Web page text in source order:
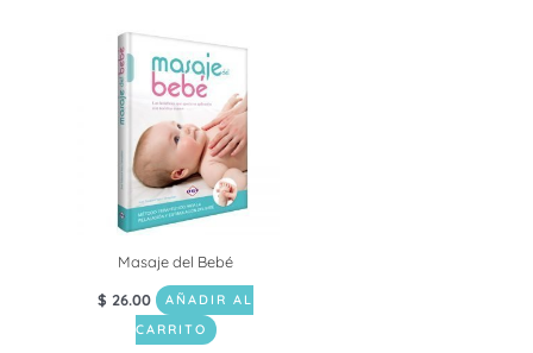
Masaje del Bebé
$ 26.00
AÑADIR AL
CARRITO